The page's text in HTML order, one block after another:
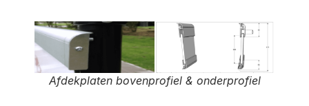
Afdekplaten bovenprofiel & onderprofiel